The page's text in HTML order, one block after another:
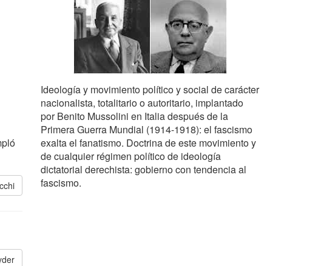
Ideología y movimiento político y social de carácter
nacionalista, totalitario o autoritario, implantado
por Benito Mussolini en Italia después de la
Primera Guerra Mundial (1914-1918): el fascismo
exalta el fanatismo. Doctrina de este movimiento y
de cualquier régimen político de ideología
dictatorial derechista: gobierno con tendencia al
fascismo.